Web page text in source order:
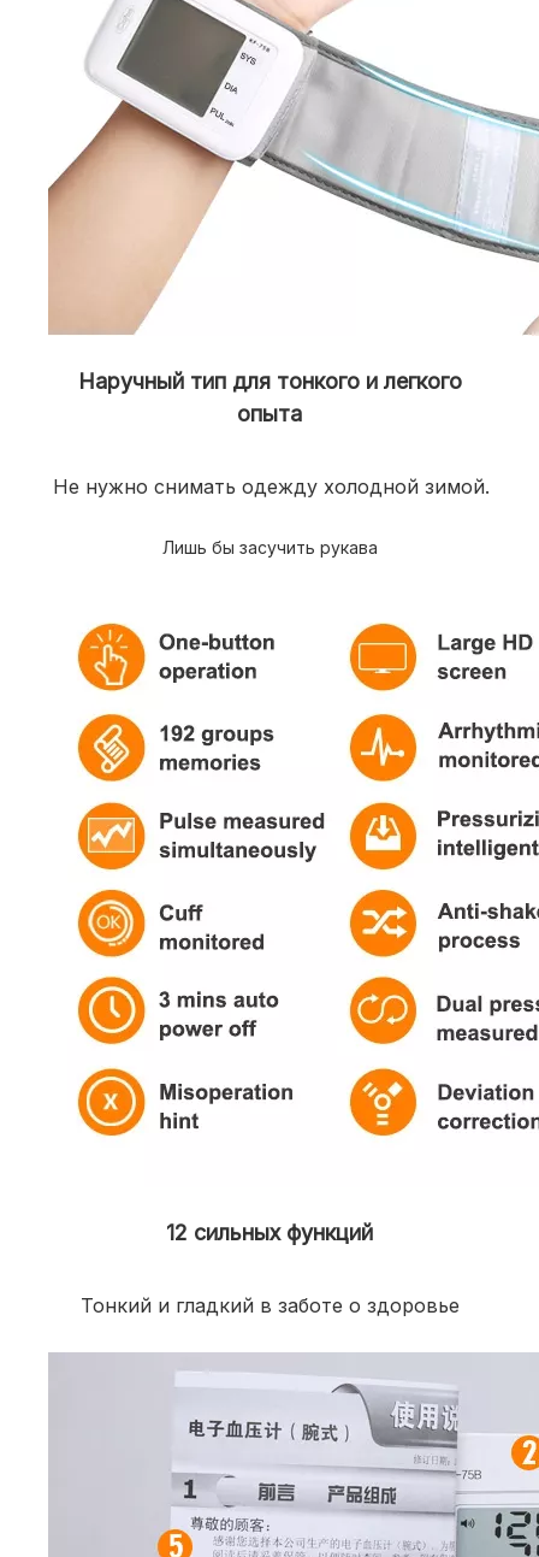
Наручный тип для тонкого и легкого
опыта
Лишь бы засучить рукава
12 сильных функций
Тонкий и гладкий в заботе о здоровье